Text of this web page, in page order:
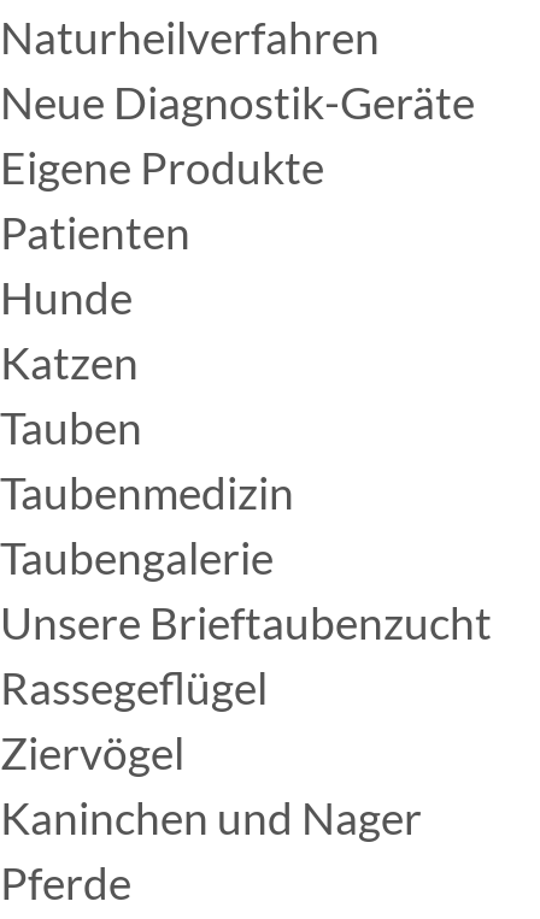
Naturheilverfahren
Neue Diagnostik-Geräte
Eigene Produkte
Patienten
Hunde
Katzen
Tauben
Taubenmedizin
Taubengalerie
Unsere Brieftaubenzucht
Rassegeflügel
Ziervögel
Kaninchen und Nager
Pferde